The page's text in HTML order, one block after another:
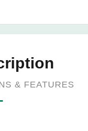
& FEATURES